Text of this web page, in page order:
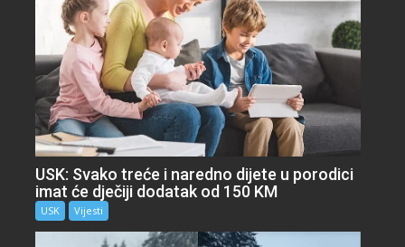
USK: Svako treće i naredno dijete u porodici
imat će dječiji dodatak od 150 KM
USK Vijesti